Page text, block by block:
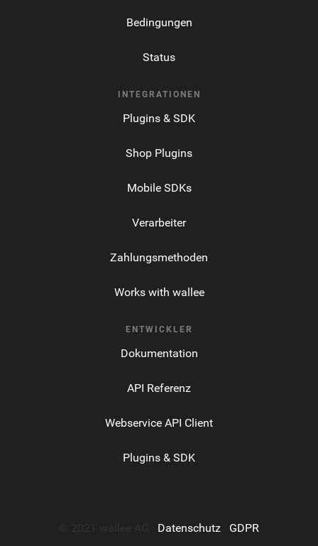
Bedingungen
Status
INTEGRATIONEN
Plugins & SDK
Shop Plugins
Mobile SDKs
Verarbeiter
Zahlungsmethoden
Works with wallee
ENTWICKLER
Dokumentation
API Referenz
Webservice API Client
Plugins & SDK
Datenschutz GDPR